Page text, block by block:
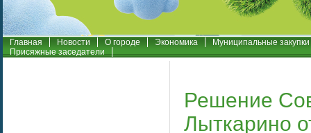
Главная Новости О городе Экономика
Муниципальные закупки
Присяжные заседатели
Решение
Лыткарино